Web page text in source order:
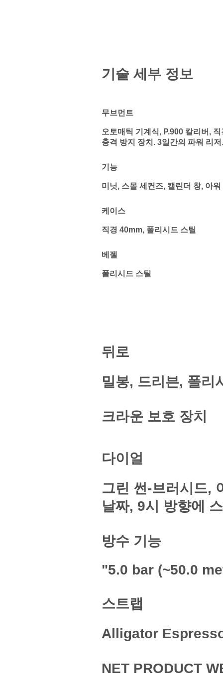
기술 세부 정보
무브먼트
오토매틱 기계식, P.900 칼리버,
충격 방지 장치. 3일간의 파워 리
기능
미닛, 스몰 세컨즈, 캘린더 창, 아워
케이스
직경 40mm, 폴리시드 스틸
베젤
폴리시드 스틸
뒤로
밀봉, 드리븐, 폴리
크라운 보호 장치
다이얼
그린 썬-브러시드,
날짜, 9시 방향에
방수 기능
"5.0 bar (~50.0
스트랩
Alligator
NET PRODUCT